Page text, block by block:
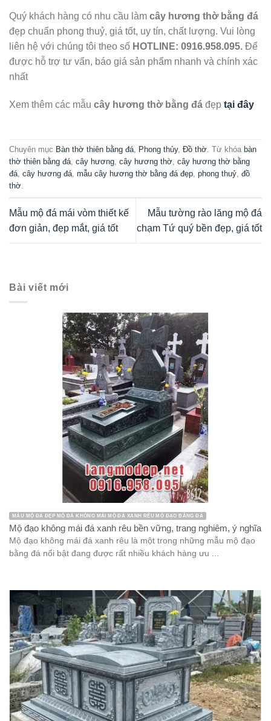
Quý khách hàng có nhu cầu làm cây hương thờ bằng đá
đẹp chuẩn phong thuỷ, giá tốt, uy tín, chất lượng. Vui lòng
liên hệ với chúng tôi theo số HOTLINE: 0916.958.095. Để
được hỗ trợ tư vấn, báo giá sản phẩm nhanh và chính xác
nhất
Xem thêm các mẫu cây hương thờ bằng đá đẹp tại đây
Chuyên mục Bàn thờ thiên bằng đá, Phong thủy, Đồ thờ. Từ khóa bàn
thờ thiên bằng đá, cây hương, cây hương thờ, cây hương thờ bằng
đá, cây hương đá, mẫu cây hương thờ bằng đá đẹp, phong thuỷ, đồ
thờ.
Mẫu mộ đá mái vòm thiết kế
đơn giản, đẹp mắt, giá tốt
Mẫu tường rào lăng mộ đá
chạm Tứ quý bền đẹp, giá tốt
Bài viết mới
MẪU MỘ ĐÁ ĐẸP MỘ ĐÁ KHÔNG MÁI MỘ ĐÁ XANH RÊU MỘ ĐẠO BẰNG ĐÁ
Mộ đạo không mái đá xanh rêu bền vững, trang nghiêm, ý nghĩa
Mộ đạo không mái đá xanh rêu là một trong những mẫu mộ đạo
bằng đá nổi bật đang được rất nhiều khách hàng ưu ...